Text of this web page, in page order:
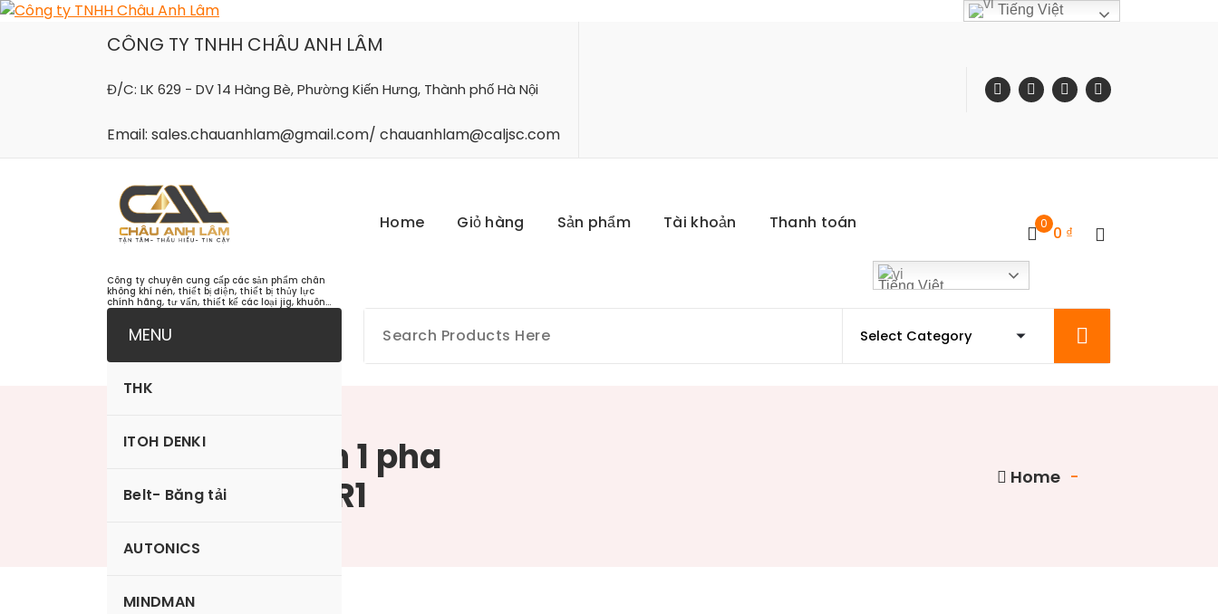
Skip
CÔNG TY TNHH CHÂU ANH LÂM
Đ/C: LK 629 - DV 14 Hàng Bè, Phường Kiến Hưng, Thành phố Hà Nội
Email: sales.chauanhlam@gmail.com/ chauanhlam@caljsc.com
Công ty chuyên cung cấp các sản phẩm chân
không khí nén, thiết bị điện, thiết bị thủy lực
chính hãng, tư vấn, thiết kế các loại jig, khuôn...
Home Giỏ hàng Sản phẩm Tài khoản Thanh toán
Tiếng Việt
0 0 ₫
MENU
THK
ITOH DENKI
Belt- Băng tải
AUTONICS
MINDMAN
Rơle bán dẫn 1 pha
AUTONICS SR1
Home -
Tiếng Việt